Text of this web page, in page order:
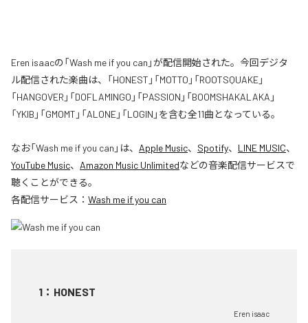
Eren isaacの「Wash me if you can」が配信開始された。今回デジタ
ル配信された楽曲は、「HONEST」「MOTTO」「ROOTSQUAKE」
「HANGOVER」「DOFLAMINGO」「PASSION」「BOOMSHAKALAKA」
「YKIB」「GMOMT」「ALONE」「LOGIN」を含む全11曲となっている。
なお「Wash me if you can 」は、 Apple Music、 Spotify、 LINE MUSIC、
YouTube Music、 Amazon Music Unlimitedなどの音楽配信サービスで
聴くことができる。
各配信サービス： Wash me if you can
1 ： HONEST
Eren isaac